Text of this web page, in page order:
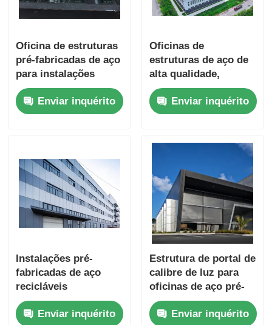
Oficina de estruturas
pré-fabricadas de aço
para instalações
industriais e
armazénsEnviar inquérito
Oficinas de
estruturas de aço de
alta qualidade,
seguras contra
terremotos, de alta
qualidade e de
profissional
Enviar inquérito
Instalações pré-
fabricadas de aço
recicláveis
Enviar inquérito
Estrutura de portal de
calibre de luz para
oficinas de aço pré-
projetada
Enviar inquérito